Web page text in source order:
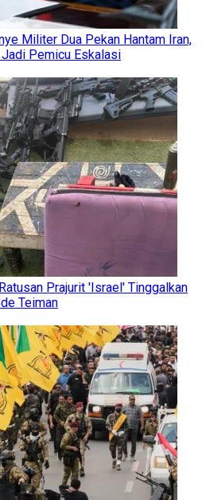
Militer Dua Pekan Hantam Iran,
Pemicu Eskalasi
Prajurit 'Israel' Tinggalkan
Teiman